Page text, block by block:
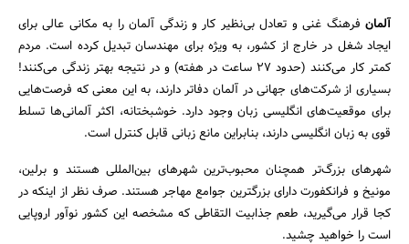
آلمان فرهنگ غنی و تعادل بی‌نظیر کار و زندگی آلمان را به مکانی عالی برای
ایجاد شغل در خارج از کشور، به ویژه برای مهندسان تبدیل کرده است. مردم
کمتر کار می‌کنند (حدود ۲۷ ساعت در هفته) و در نتیجه بهتر زندگی می‌کنند!
بسیاری از شرکت‌های جهانی در آلمان دفاتر دارند، به این معنی که فرصت‌هایی
برای موقعیت‌های انگلیسی زبان وجود دارد. خوشبختانه، اکثر آلمانی‌ها تسلط
قوی به زبان انگلیسی دارند، بنابراین مانع زبانی قابل کنترل است.
شهر‌های بزرگ‌تر همچنان محبوب‌ترین شهر‌های بین‌المللی هستند و برلین،
مونیخ و فرانکفورت دارای بزرگترین جوامع مهاجر هستند. صرف نظر از اینکه در
کجا قرار می‌گیرید، طعم جذابیت التقاطی که مشخصه این کشور نوآور اروپایی
است را خواهید چشید.